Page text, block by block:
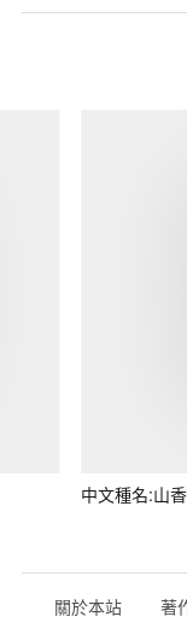
中文種名:山
關於本站 著